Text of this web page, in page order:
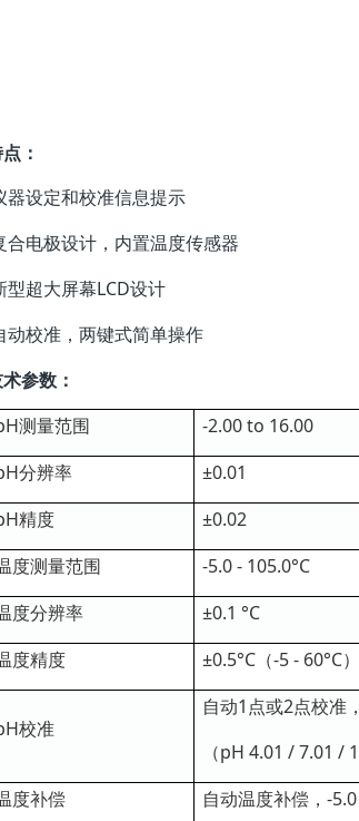
：
器设定和校准信息提示
合电极设计，内置温度传感器
型超大屏幕LCD设计
动校准，两键式简单操作
参数：
测量范围
-2.00 to 16.00
分辨率
±0.01
精度
±0.02
度测量范围
-5.0 - 105.0°C
度分辨率
±0.1 °C
度精度
±0.5°C（-5 - 60°C
校准
自动1点或2点校准
（pH 4.01 / 7.01 /
度补偿
自动温度补偿，-